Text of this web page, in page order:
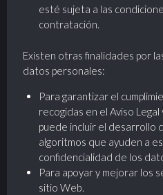
esté sujeta a las
contratación.
Existen otras finalidades por
datos personales:
Para garantizar el
recogidas en el Aviso Legal
puede incluir el desarrollo
algoritmos que ayuden a
confidencialidad de los
Para apoyar y mejorar los
sitio Web.